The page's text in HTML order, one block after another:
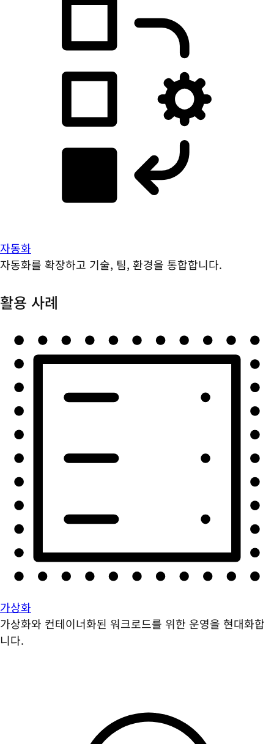
자동화
자동화를 확장하고 기술, 팀, 환경을 통합합니다.
활용 사례
가상화
가상화와 컨테이너화된 워크로드를 위한 운영을 현대화합
니다.